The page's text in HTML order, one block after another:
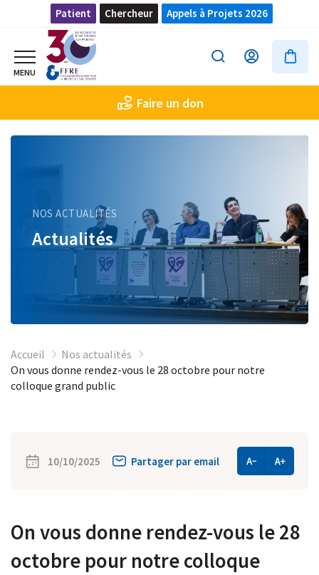
Patient Chercheur Appels à Projets 2026
Faire un don
NOS ACTUALITÉS
Actualités
Accueil
Nos actualités
On vous donne rendez-vous le 28 octobre pour notre
colloque grand public
10/10/2025 Partager par email
On vous donne rendez-vous le 28
octobre pour notre colloque